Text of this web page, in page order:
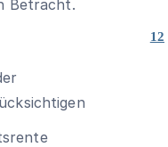
Betracht.
12